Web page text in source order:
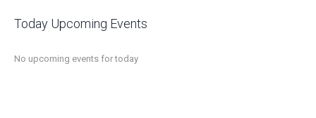
Today Upcoming Events
No upcoming events for today